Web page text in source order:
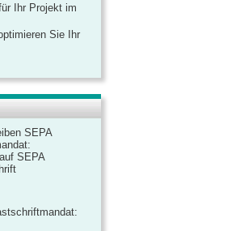
Ihr Projekt im
Sie Ihr
SEPA
SEPA